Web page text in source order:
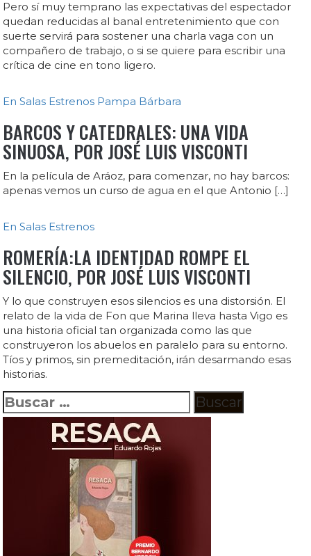
Pero sí muy temprano las expectativas del espectador
quedan reducidas al banal entretenimiento que con
suerte servirá para sostener una charla vaga con un
compañero de trabajo, o si se quiere para escribir una
crítica de cine en tono ligero.
En Salas Estrenos Pampa Bárbara
BARCOS Y CATEDRALES: UNA VIDA
SINUOSA, POR JOSÉ LUIS VISCONTI
En la película de Aráoz, para comenzar, no hay barcos:
apenas vemos un curso de agua en el que Antonio […]
En Salas Estrenos
ROMERÍA:LA IDENTIDAD ROMPE EL
SILENCIO, POR JOSÉ LUIS VISCONTI
Y lo que construyen esos silencios es una distorsión. El
relato de la vida de Fon que Marina lleva hasta Vigo es
una historia oficial tan organizada como las que
construyeron los abuelos en paralelo para su entorno.
Tíos y primos, sin premeditación, irán desarmando esas
historias.
Buscar: